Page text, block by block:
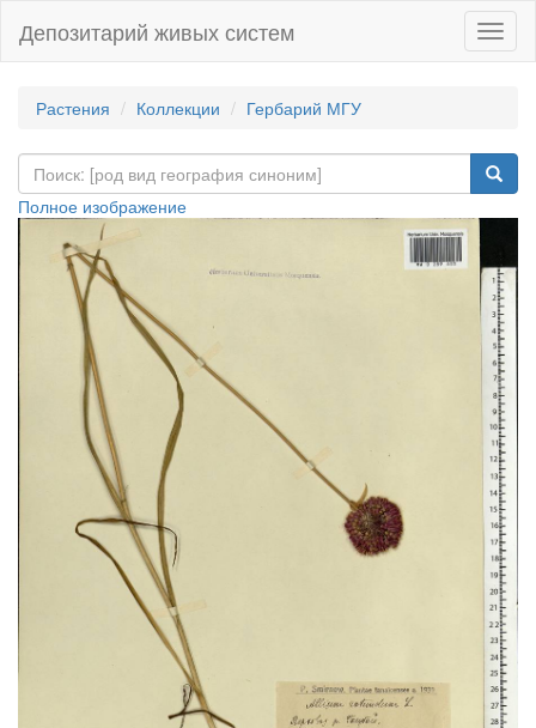
Депозитарий живых систем
Растения Коллекции Гербарий МГУ
Полное изображение